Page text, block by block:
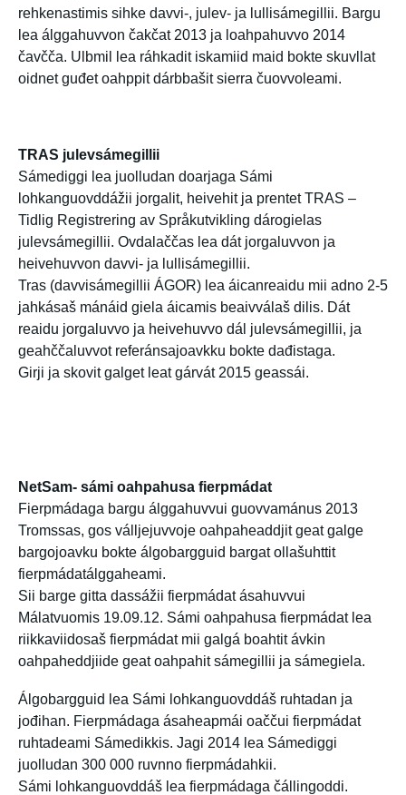
rehkenastimis sihke davvi-, julev- ja lullisámegillii. Bargu
lea álggahuvvon čakčat 2013 ja loahpahuvvo 2014
čavčča. Ulbmil lea ráhkadit iskamiid maid bokte skuvllat
oidnet guđet oahppit dárbbašit sierra čuovvoleami.
TRAS julevsámegillii
Sámediggi lea juolludan doarjaga Sámi
lohkanguovddážii jorgalit, heivehit ja prentet TRAS –
Tidlig Registrering av Språkutvikling dárogielas
julevsámegillii. Ovdalaččas lea dát jorgaluvvon ja
heivehuvvon davvi- ja lullisámegillii.
Tras (davvisámegillii ÁGOR) lea áicanreaidu mii adno 2-5
jahkásaš mánáid giela áicamis beaivválaš dilis. Dát
reaidu jorgaluvvo ja heivehuvvo dál julevsámegillii, ja
geahččaluvvot referánsajoavkku bokte dađistaga.
Girji ja skovit galget leat gárvát 2015 geassái.
NetSam- sámi oahpahusa fierpmádat
Fierpmádaga bargu álggahuvvui guovvamánus 2013
Tromssas, gos válljejuvvoje oahpaheaddjit geat galge
bargojoavku bokte álgobargguid bargat ollašuhttit
fierpmádatálggaheami.
Sii barge gitta dassážii fierpmádat ásahuvvui
Málatvuomis 19.09.12. Sámi oahpahusa fierpmádat lea
riikkaviidosaš fierpmádat mii galgá boahtit ávkin
oahpaheddjiide geat oahpahit sámegillii ja sámegiela.
Álgobargguid lea Sámi lohkanguovddáš ruhtadan ja
jođihan. Fierpmádaga ásaheapmái oaččui fierpmádat
ruhtadeami Sámedikkis. Jagi 2014 lea Sámediggi
juolludan 300 000 ruvnno fierpmádahkii.
Sámi lohkanguovddáš lea fierpmádaga čállingoddi.